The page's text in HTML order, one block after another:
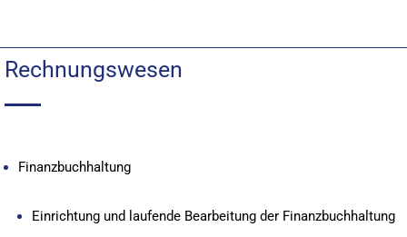
Rechnungswesen
Finanzbuchhaltung
Einrichtung und laufende Bearbeitung der Finanzbuchhaltung